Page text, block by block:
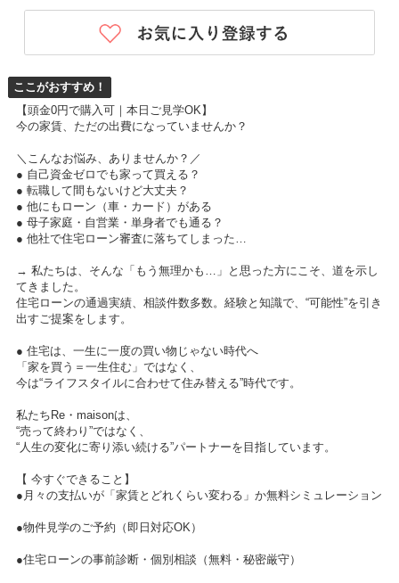
ここがおすすめ！
【頭金0円で購入可｜本日ご見学OK】
今の家賃、ただの出費になっていませんか？
＼こんなお悩み、ありませんか？／
● 自己資金ゼロでも家って買える？
● 転職して間もないけど大丈夫？
● 他にもローン（車・カード）がある
● 母子家庭・自営業・単身者でも通る？
● 他社で住宅ローン審査に落ちてしまった…
→ 私たちは、そんな「もう無理かも…」と思った方にこそ、道を示し
てきました。
住宅ローンの通過実績、相談件数多数。経験と知識で、“可能性”を引き
出すご提案をします。
● 住宅は、一生に一度の買い物じゃない時代へ
「家を買う＝一生住む」ではなく、
今は“ライフスタイルに合わせて住み替える”時代です。
私たちRe・maisonは、
“売って終わり”ではなく、
“人生の変化に寄り添い続ける”パートナーを目指しています。
【 今すぐできること】
●月々の支払いが「家賃とどれくらい変わる」か無料シミュレーション
●物件見学のご予約（即日対応OK）
●住宅ローンの事前診断・個別相談（無料・秘密厳守）